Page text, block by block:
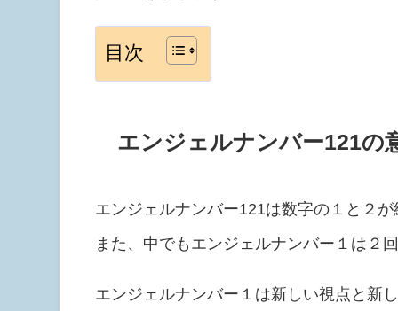
目次
エンジェルナンバー121の
エンジェルナンバー121は数字の１と２
また、中でもエンジェルナンバー１は２
エンジェルナンバー１は新しい視点と新